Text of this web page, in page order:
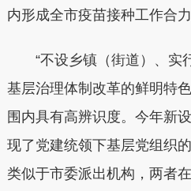
内形成全市疫苗接种工作合力
“不设乡镇（街道）、实
基层治理体制改革的鲜明特
围内具有高辨识度。今年新
现了党建统领下基层党组织
类似于市委派出机构，两者